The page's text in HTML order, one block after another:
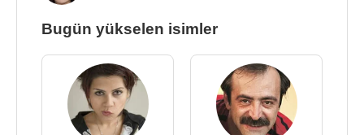
Bugün yükselen isimler